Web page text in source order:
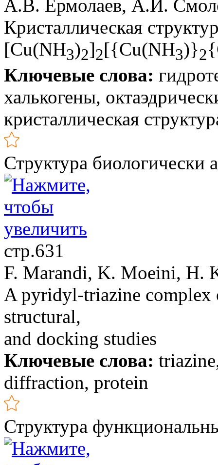
А.В. Ермолаев, А.И.
Кристаллическая
[Cu(NH3)2]2[{Cu(NH3)}2
Ключевые слова:
халькогены,
кристаллическая
Структура биологически
стр.631
F. Marandi, K. Moeini, H.
A pyridyl-triazine complex
structural,
and docking studies
Ключевые слова:
diffraction, protein
Структура